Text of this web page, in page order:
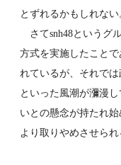
とずれるかもしれない
さてsnh48というグ
方式を実施したこと
れているが、それでは
といった風潮が瀰漫
いとの懸念が持たれ
より取りやめさせら